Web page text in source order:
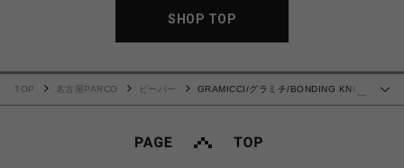
SHOP TOP
…
TOP 名古屋PARCO ビーバー
GRAMICCI/グラミチ/BONDING KNIT